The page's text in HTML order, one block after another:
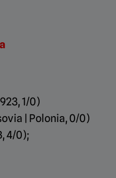
1/0)
| Polonia, 0/0)
4/0);